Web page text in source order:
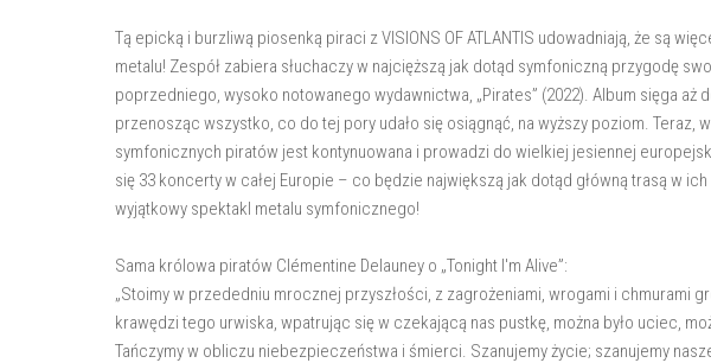
Tą epicką i burzliwą piosenką piraci z VISIONS OF ATLANTIS udowadniają, że są
metalu! Zespół zabiera słuchaczy w najcięższą jak dotąd symfoniczną przygodę
poprzedniego, wysoko notowanego wydawnictwa, „Pirates” (2022). Album sięga aż
przenosząc wszystko, co do tej pory udało się osiągnąć, na wyższy poziom. Teraz,
symfonicznych piratów jest kontynuowana i prowadzi do wielkiej jesiennej
się 33 koncerty w całej Europie – co będzie największą jak dotąd główną trasą w
wyjątkowy spektakl metalu symfonicznego!
Sama królowa piratów Clémentine Delauney o „Tonight I'm Alive”:
„Stoimy w przededniu mrocznej przyszłości, z zagrożeniami, wrogami i chmurami
krawędzi tego urwiska, wpatrując się w czekającą nas pustkę, można było uciec,
Tańczymy w obliczu niebezpieczeństwa i śmierci. Szanujemy życie; szanujemy